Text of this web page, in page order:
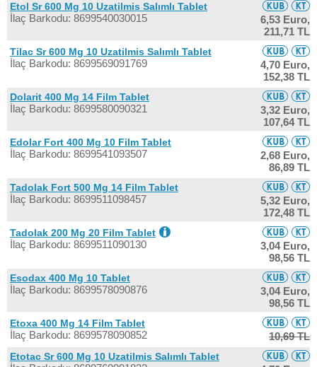
Etol Sr 600 Mg 10 Uzatilmis Salımlı Tablet
İlaç Barkodu: 8699540030015
6,53 Euro,
211,71 TL
Tilac Sr 600 Mg 10 Uzatilmis Salımlı Tablet
İlaç Barkodu: 8699569091769
4,70 Euro,
152,38 TL
Dolarit 400 Mg 14 Film Tablet
İlaç Barkodu: 8699580090321
3,32 Euro,
107,64 TL
Edolar Fort 400 Mg 10 Film Tablet
İlaç Barkodu: 8699541093507
2,68 Euro,
86,89 TL
Tadolak Fort 500 Mg 14 Film Tablet
İlaç Barkodu: 8699511098457
5,32 Euro,
172,48 TL
Tadolak 200 Mg 20 Film Tablet
İlaç Barkodu: 8699511090130
3,04 Euro,
98,56 TL
Esodax 400 Mg 10 Tablet
İlaç Barkodu: 8699578090876
3,04 Euro,
98,56 TL
Etoxa 400 Mg 14 Film Tablet
İlaç Barkodu: 8699578090852 10,69 TL
Etotac Sr 600 Mg 10 Uzatilmis Salımlı Tablet